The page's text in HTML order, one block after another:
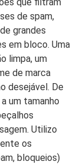
de spam,
grandes
em bloco. Uma
limpa, um
de marca
desejável. De
um tamanho
Utilizo
os
bloqueios)